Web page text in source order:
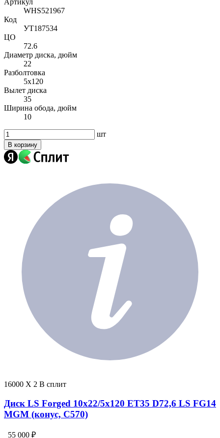
Артикул
WHS521967
Код
УТ187534
ЦО
72.6
Диаметр диска, дюйм
22
Разболтовка
5x120
Вылет диска
35
Ширина обода, дюйм
10
шт
В корзину
16000 X 2 В сплит
Диск LS Forged 10x22/5x120 ET35 D72,6 LS FG14
MGM (конус, C570)
55 000 ₽